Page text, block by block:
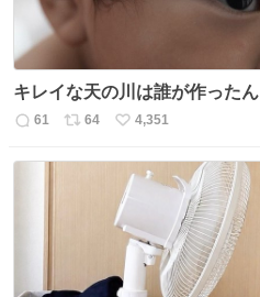
キレイな天の川は誰が作ったん
返
61
リ
64
い
数
4,351